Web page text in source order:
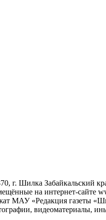
г. Шилка Забайкальский
на интернет-сайте
МАУ «Редакция газеты
видеоматериалы,